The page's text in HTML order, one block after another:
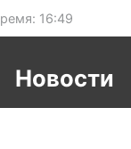
16:49
Новости